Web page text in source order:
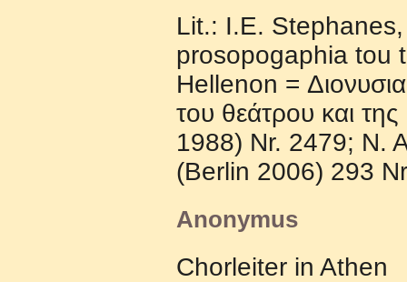
Lit.: I.E.
prosopogaphia tou
Hellenon =
τoυ θεάτρoυ και
1988) Nr. 2479; N.
(Berlin 2006) 293
Anonymus
Chorleiter in Athen